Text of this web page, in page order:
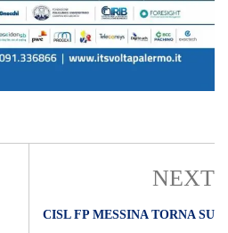
NEXT
CISL FP MESSINA TORNA SU